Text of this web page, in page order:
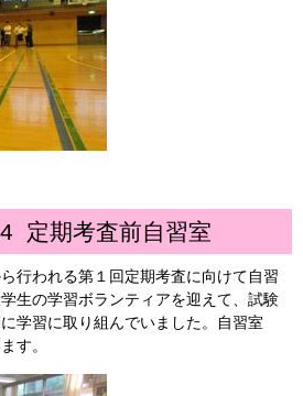
定期考査前自習室
行われる第１回定期考査に向けて自習
生の学習ボランティアを迎えて、試験
学習に取り組んでいました。自習室
す。